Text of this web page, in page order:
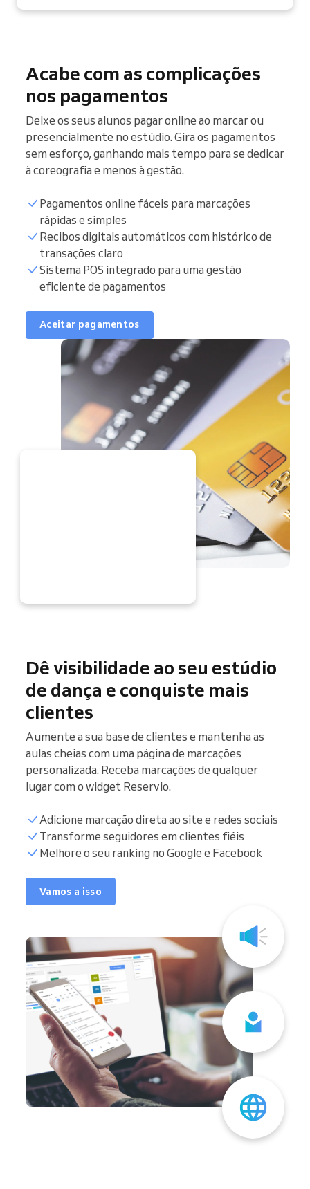
Acabe com as complicações
nos pagamentos
Deixe os seus alunos pagar online ao marcar ou
presencialmente no estúdio. Gira os pagamentos
sem esforço, ganhando mais tempo para se dedicar
à coreografia e menos à gestão.
Pagamentos online fáceis para marcações
rápidas e simples
Recibos digitais automáticos com histórico de
transações claro
Sistema POS integrado para uma gestão
eficiente de pagamentos
Aceitar pagamentos
Dê visibilidade ao seu estúdio
de dança e conquiste mais
clientes
Aumente a sua base de clientes e mantenha as
aulas cheias com uma página de marcações
personalizada. Receba marcações de qualquer
lugar com o widget Reservio.
Adicione marcação direta ao site e redes sociais
Transforme seguidores em clientes fiéis
Melhore o seu ranking no Google e Facebook
Vamos a isso